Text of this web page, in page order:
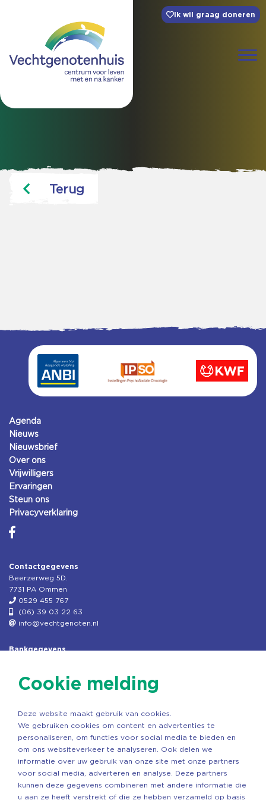
Ik wil graag doneren
Terug
Agenda
Nieuws
Nieuwsbrief
Over ons
Vrijwilligers
Ervaringen
Steun ons
Privacyverklaring
Contactgegevens
Beerzerweg 5D.
7731 PA Ommen
0529 455 767
(06) 39 03 22 63
info@vechtgenoten.nl
Bankgegevens
Rek.nr: NL85RABO0127579230
Copyright ©2026 Vechtgenoten
Cookie melding
Deze website maakt gebruik van cookies.
We gebruiken cookies om content en advertenties te
personaliseren, om functies voor social media te bieden en
om ons websiteverkeer te analyseren. Ook delen we
informatie over uw gebruik van onze site met onze partners
voor social media, adverteren en analyse. Deze partners
kunnen deze gegevens combineren met andere informatie die
u aan ze heeft verstrekt of die ze hebben verzameld op basis